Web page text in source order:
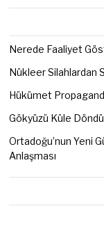
Nerede Faaliyet
Nükleer Silahlardan
Hükümet
Gökyüzü Küle
Ortadoğu’nun Yeni
Anlaşması